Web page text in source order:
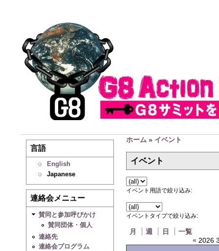
言語
English
Japanese
連絡会メニュー
賛同と参加呼びかけ
賛同団体・個人
連絡先
連絡会プログラム
ホーム » イベント
イベント
イベント用語で絞り込み:
イベントタイプで絞り込み:
月 週 日
一覧
« 2026